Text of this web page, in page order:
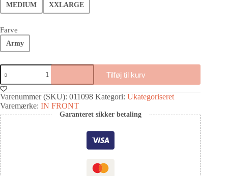
MEDIUM XXLARGE
Farve
Army
Tilføj til kurv
Varenummer (SKU): 011098 Kategori: Ukategoriseret
Varemærke: IN FRONT
Garanteret sikker betaling